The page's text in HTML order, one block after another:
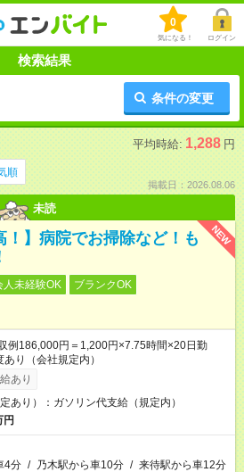
0
気になる！ ログイン
検索結果
条件の変更
平均時給: 1,288 円
順
掲載日：2026.08.06
未読
NEW
！】病院でお掃除など！も
人未経験OK
ブランクOK
例186,000円＝1,200円×7.75時間×20日勤
り（会社規定内）
あり
あり）：ガソリン代支給（規定内）
円
4分 / 乃木駅から車10分 / 来待駅から車12分